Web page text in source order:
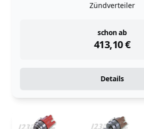
Zündverteiler
schon ab
413,10€
instock
Details